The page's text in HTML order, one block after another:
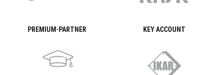
PREMIUM-PARTNER KEY ACCOUNT